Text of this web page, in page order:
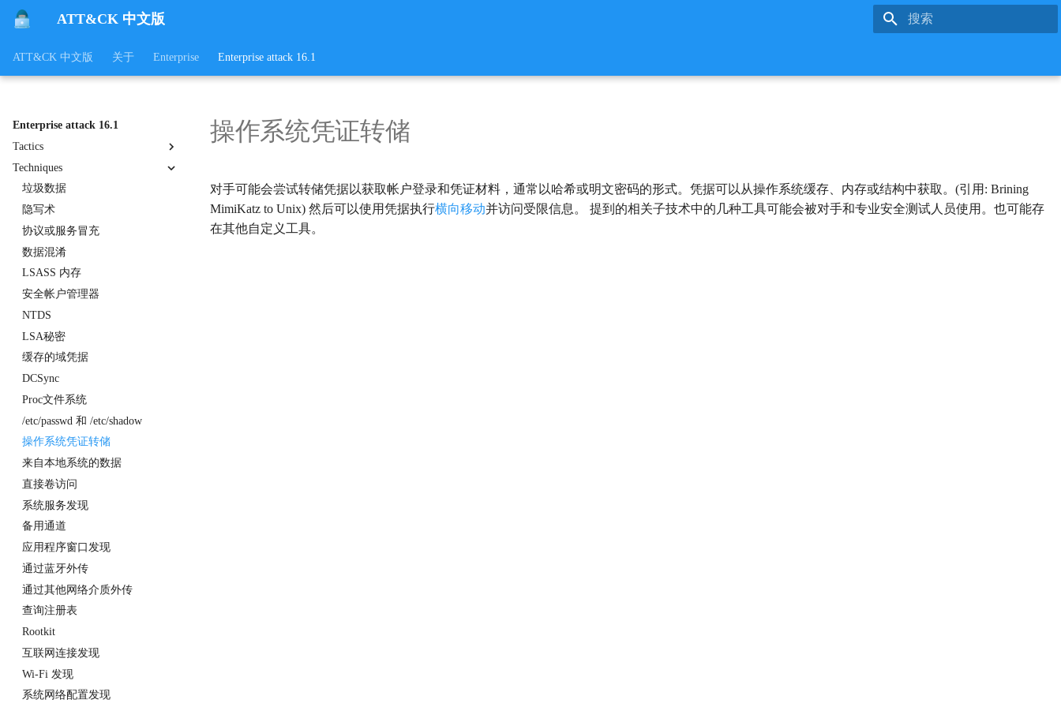
ATT&CK 中文版
ATT&CK 中文版 关于 Enterprise Enterprise attack 16.1
Enterprise attack 16.1
Tactics
收集
指挥与控制
凭证访问
防御逃避
发现
执行
数据外传
影响
初始访问
横向移动
持久性
权限提升
侦察
资源开发
Techniques
垃圾数据
隐写术
协议或服务冒充
数据混淆
LSASS 内存
安全帐户管理器
NTDS
LSA秘密
缓存的域凭据
DCSync
Proc文件系统
/etc/passwd 和 /etc/shadow
操作系统凭证转储
来自本地系统的数据
直接卷访问
系统服务发现
备用通道
应用程序窗口发现
通过蓝牙外传
通过其他网络介质外传
查询注册表
Rootkit
互联网连接发现
Wi-Fi 发现
系统网络配置发现
操作系统凭证转储
对手可能会尝试转储凭据以获取帐户登录和凭证材料，通常以哈希或明文密码的形式。凭据可以从操作系统缓存、内存或结构中获取。(引用: Brining
MimiKatz to Unix) 然后可以使用凭据执行横向移动并访问受限信息。 提到的相关子技术中的几种工具可能会被对手和专业安全测试人员使用。也可能存
在其他自定义工具。